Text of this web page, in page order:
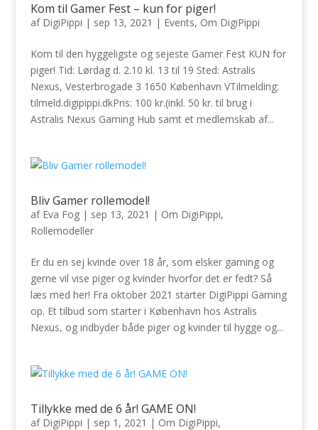
Kom til Gamer Fest – kun for piger!
af DigiPippi | sep 13, 2021 | Events, Om DigiPippi
Kom til den hyggeligste og sejeste Gamer Fest KUN for
piger! Tid: Lørdag d. 2.10 kl. 13 til 19 Sted: Astralis
Nexus, Vesterbrogade 3 1650 København VTilmelding:
tilmeld.digipippi.dkPris: 100 kr.(inkl. 50 kr. til brug i
Astralis Nexus Gaming Hub samt et medlemskab af...
Bliv Gamer rollemodel!
af Eva Fog| sep 13, 2021 | Om DigiPippi,
Rollemodeller
Er du en sej kvinde over 18 år, som elsker gaming og
gerne vil vise piger og kvinder hvorfor det er fedt? Så
læs med her! Fra oktober 2021 starter DigiPippi Gaming
op. Et tilbud som starter i København hos Astralis
Nexus, og indbyder både piger og kvinder til hygge og...
Tillykke med de 6 år! GAME ON!
af DigiPippi | sep 1, 2021 | Om DigiPippi,